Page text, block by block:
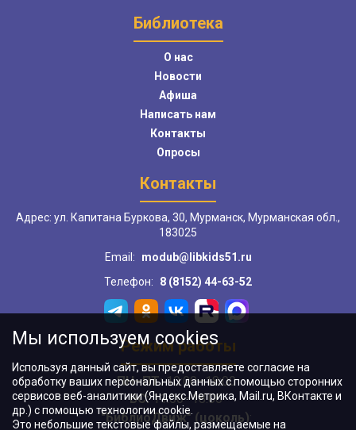
Библиотека
О нас
Новости
Афиша
Написать нам
Контакты
Опросы
Контакты
Адрес: ул. Капитана Буркова, 30, Мурманск, Мурманская обл.,
183025
Email:
modub@libkids51.ru
Телефон:
8 (8152) 44-63-52
Режим работы
ПН–ПТ:10:00–18:00
ВС:11:00–18:00
"БиблиоДвиж" (цоколь):
Мы используем cookies
Используя данный сайт, вы предоставляете согласие на
обработку ваших персональных данных с помощью сторонних
сервисов веб-аналитики (Яндекс.Метрика, Mail.ru, ВКонтакте и
др.) с помощью технологии cookie.
Это небольшие текстовые файлы, размещаемые на